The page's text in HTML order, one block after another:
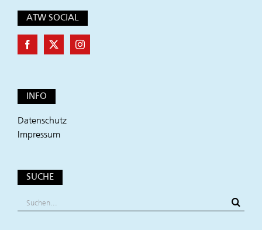
ATW SOCIAL
INFO
Datenschutz
Impressum
SUCHE
Suche
nach: